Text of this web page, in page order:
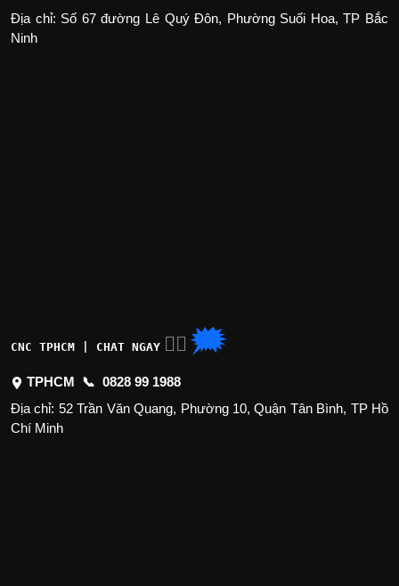
Địa chỉ: Số 67 đường Lê Quý Đôn, Phường Suối Hoa, TP Bắc
Ninh
CNC TPHCM | CHAT NGAY 👉🏽 🗯
TPHCM 📞 0828 99 1988
Địa chỉ: 52 Trần Văn Quang, Phường 10, Quận Tân Bình, TP Hồ
Chí Minh